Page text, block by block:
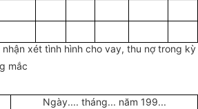
xét tình hình cho vay, thu nợ trong kỳ
mắc
Ngày.... tháng... năm 199...